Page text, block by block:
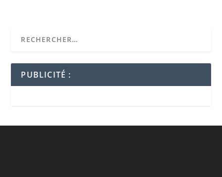
PUBLICITÉ :